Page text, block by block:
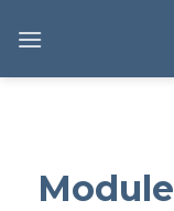
naar